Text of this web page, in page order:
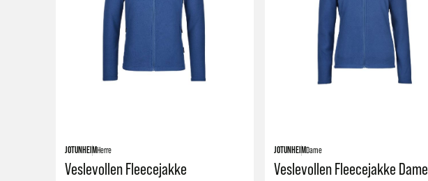
JOTUNHEIMHerre
Veslevollen Fleecejakke
JOTUNHEIMDame
Veslevollen Fleecejakke Dame